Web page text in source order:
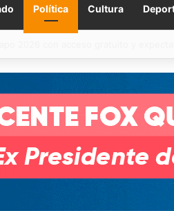
Política Cultura